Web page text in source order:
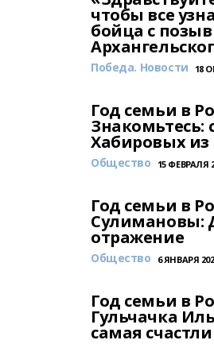
чтобы все
бойца с
Победа. Новости 18
Год семьи в
Знакомьтесь:
Хабировых из
Общество 15 ФЕВРАЛЯ
Год семьи в
Сулимановы:
отражение
Общество 6 ЯНВАРЯ
Год семьи в
Гульчачка
самая